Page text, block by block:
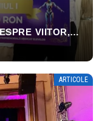
VIITOR,
ARTICOLE